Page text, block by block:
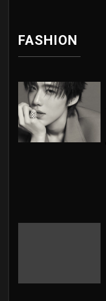
FASHION